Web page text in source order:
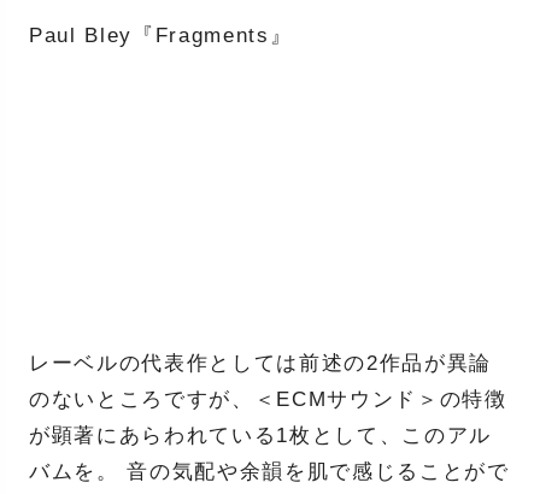
Paul Bley『Fragments』
レーベルの代表作としては前述の2作品が異論
のないところですが、＜ECMサウンド＞の特徴
が顕著にあらわれている1枚として、このアル
バムを。 音の気配や余韻を肌で感じることがで